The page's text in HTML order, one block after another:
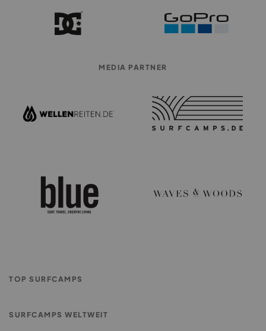
MEDIA PARTNER
TOP SURFCAMPS
Surf Camp Algarve
SURFCAMPS WELTWEIT